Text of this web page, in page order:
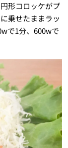
形コロッケがプ
乗せたままラッ
で1分、600wで